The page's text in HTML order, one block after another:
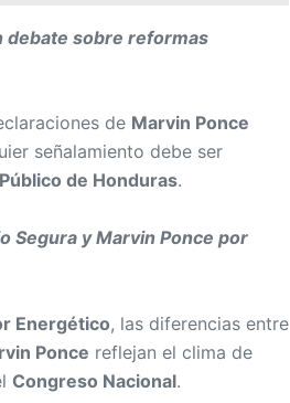
debate sobre reformas
de Marvin Ponce
señalamiento debe ser
de Honduras.
Segura y Marvin Ponce por
Energético, las diferencias entre
Ponce reflejan el clima de
Congreso Nacional.